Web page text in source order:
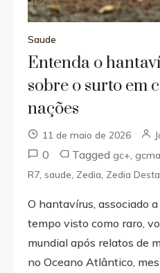
Saude
Entenda o
sobre o surto em
nações
11 de maio de 2026
0 Taggedgc+ ,
R7 ,saude Zedia Zedia
O hantavírus, associado
tempo visto como raro,
mundial após relatos de
no Oceano Atlântico,